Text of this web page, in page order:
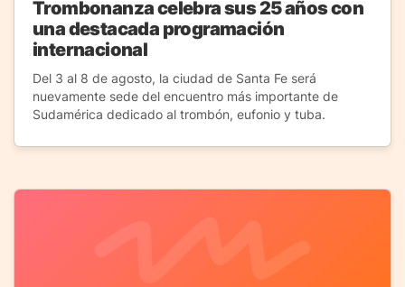
Trombonanza celebra sus 25 años con
una destacada programación
internacional
Del 3 al 8 de agosto, la ciudad de Santa Fe será
nuevamente sede del encuentro más importante de
Sudamérica dedicado al trombón, eufonio y tuba.